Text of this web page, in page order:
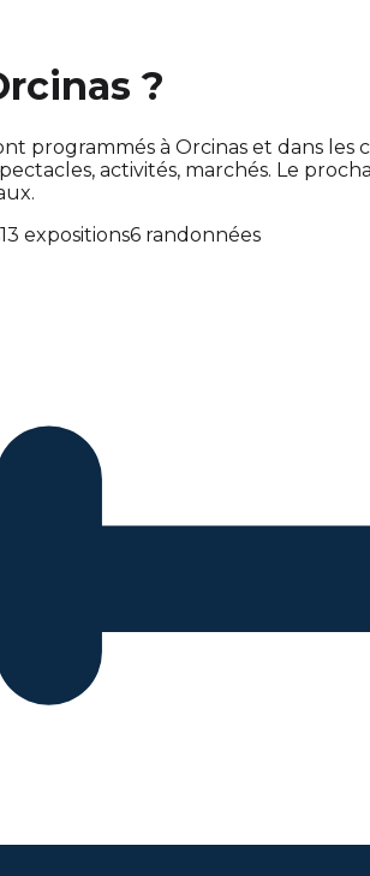
?
programmés à Orcinas et dans
activités, marchés. Le
13 expositions6 randonnées